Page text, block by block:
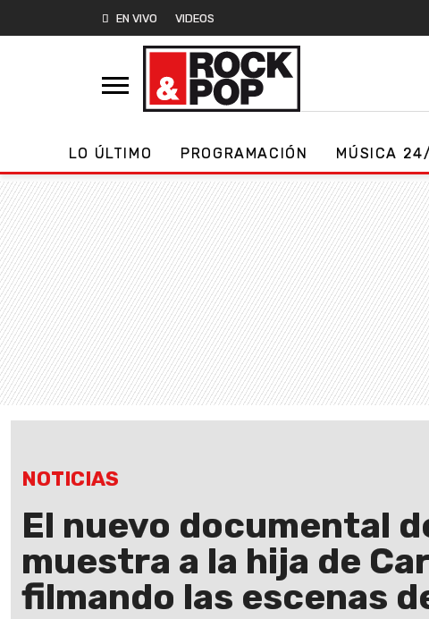
EN VIVO VIDEOS
LO ÚLTIMO PROGRAMACIÓN MÚSICA
NOTICIAS
El nuevo documental
muestra a la hija de
filmando las escenas